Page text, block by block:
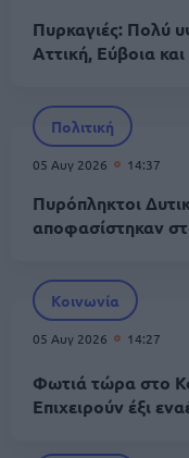
Πυρκαγιές: Πολύ
Αττική, Εύβοια
Πολιτική
05 Αυγ 2026 14:37
Πυρόπληκτοι
αποφασίστηκαν
Κοινωνία
05 Αυγ 2026 14:27
Φωτιά τώρα στο
Επιχειρούν έξι